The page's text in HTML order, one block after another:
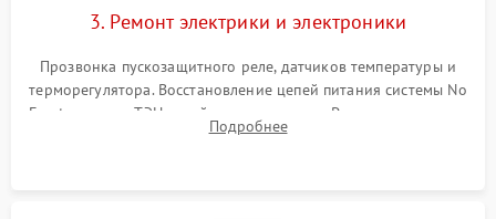
3. Ремонт электрики и электроники
Прозвонка пускозащитного реле, датчиков температуры и
терморегулятора. Восстановление цепей питания системы No
Frost, включая ТЭН оттайки и вентилятор. Ремонт или замена
платы управления при сбоях алгоритмов.
Подробнее